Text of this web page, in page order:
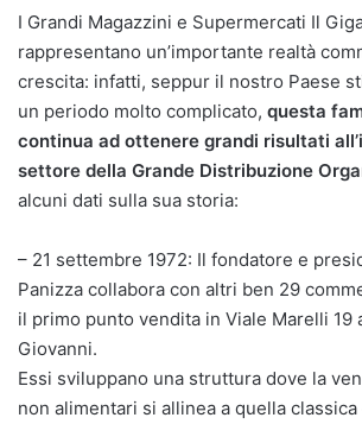
I Grandi Magazzini e Supermercati Il
rappresentano un’importante realtà
crescita: infatti, seppur il nostro Paese
un periodo molto complicato, questa
continua ad ottenere grandi risultati
settore della Grande Distribuzione
alcuni dati sulla sua storia:
– 21 settembre 1972: Il fondatore e
Panizza collabora con altri ben 29
il primo punto vendita in Viale Marelli 19
Giovanni.
Essi sviluppano una struttura dove la
non alimentari si allinea a quella classica